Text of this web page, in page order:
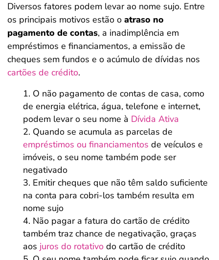
Diversos fatores podem levar ao nome sujo. Entre
os principais motivos estão o atraso no
pagamento de contas, a inadimplência em
empréstimos e financiamentos, a emissão de
cheques sem fundos e o acúmulo de dívidas nos
cartões de crédito.
O não pagamento de contas de casa, como
de energia elétrica, água, telefone e internet,
podem levar o seu nome à Dívida Ativa
Quando se acumula as parcelas de
empréstimos ou financiamentos de veículos e
imóveis, o seu nome também pode ser
negativado
Emitir cheques que não têm saldo suficiente
na conta para cobri-los também resulta em
nome sujo
Não pagar a fatura do cartão de crédito
também traz chance de negativação, graças
aos juros do rotativo do cartão de crédito